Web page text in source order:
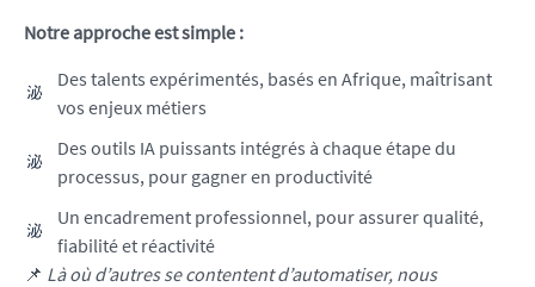
Notre approche est simple :
Des talents expérimentés, basés en Afrique, maîtrisant
vos enjeux métiers
Des outils IA puissants intégrés à chaque étape du
processus, pour gagner en productivité
Un encadrement professionnel, pour assurer qualité,
fiabilité et réactivité
📌 Là où d’autres se contentent d’automatiser, nous